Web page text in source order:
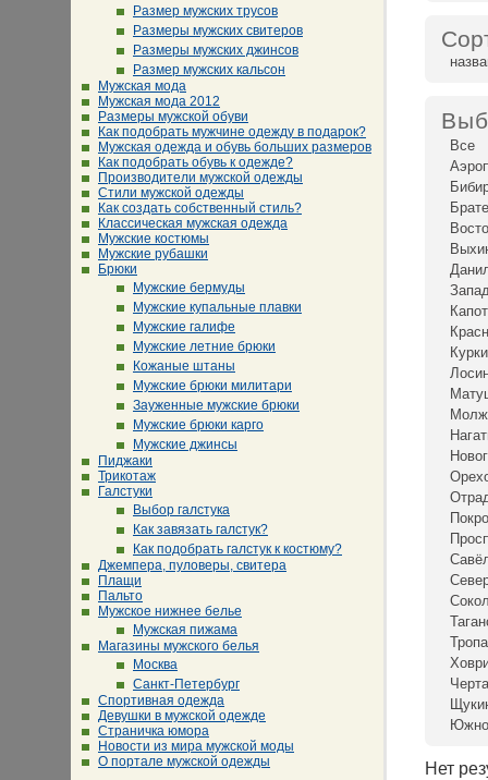
Размер мужских трусов
Размеры мужских свитеров
Размеры мужских джинсов
Размер мужских кальсон
Мужская мода
Мужская мода 2012
Размеры мужской обуви
Как подобрать мужчине одежду в подарок?
Мужская одежда и обувь больших размеров
Как подобрать обувь к одежде?
Производители мужской одежды
Стили мужской одежды
Как создать собственный стиль?
Классическая мужская одежда
Мужские костюмы
Мужские рубашки
Брюки
Мужские бермуды
Мужские купальные плавки
Мужские галифе
Мужские летние брюки
Кожаные штаны
Мужские брюки милитари
Зауженные мужские брюки
Мужские брюки карго
Мужские джинсы
Пиджаки
Трикотаж
Галстуки
Выбор галстука
Как завязать галстук?
Как подобрать галстук к костюму?
Джемпера, пуловеры, свитера
Плащи
Пальто
Мужское нижнее белье
Мужская пижама
Магазины мужского белья
Москва
Санкт-Петербург
Спортивная одежда
Девушки в мужской одежде
Страничка юмора
Новости из мира мужской моды
О портале мужской одежды
Все
Нет